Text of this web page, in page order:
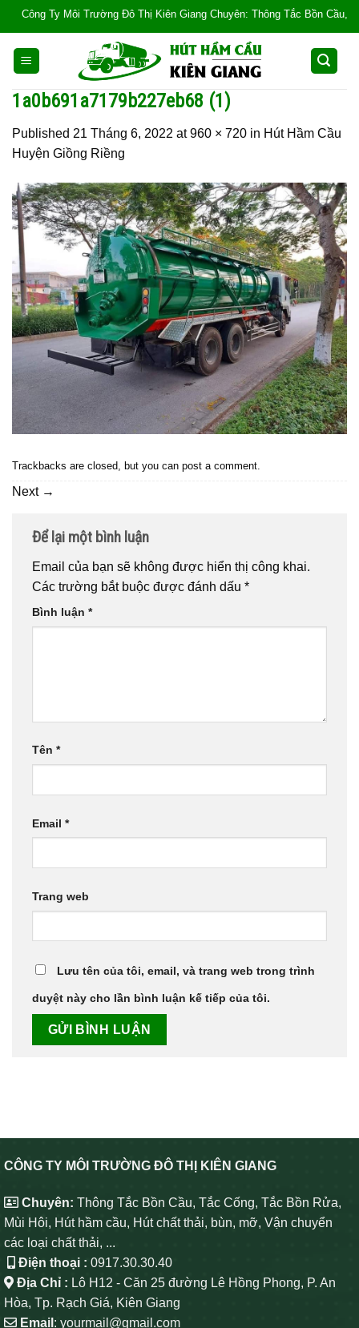
Skip
content
Công Ty Môi Trường Đô Thị Kiên Giang Chuyên: Thông Tắc Bồn Cầu,
1a0b691a7179b227eb68 (1)
Published 21 Tháng 6, 2022 at960 × 720 in Hút Hầm Cầu
Huyện Giồng Riềng
Trackbacks are closed, but you can post a comment
Next →
Để lại một bình luận
Email của bạn sẽ không được hiển thị công khai.
Các trường bắt buộc được đánh dấu *
Bình luận *
Tên *
Email *
Trang web
Lưu tên của tôi, email, và trang web trong trình
duyệt này cho lần bình luận kế tiếp của tôi.
CÔNG TY MÔI TRƯỜNG ĐÔ THỊ KIÊN GIANG
Chuyên: Thông Tắc Bồn Cầu, Tắc Cống, Tắc Bồn Rửa,
Mùi Hôi, Hút hầm cầu, Hút chất thải, bùn, mỡ, Vận chuyển
các loại chất thải, ...
Điện thoại : 0917.30.30.40
Địa Chỉ : Lô H12 - Căn 25 đường Lê Hồng Phong, P. An
Hòa, Tp. Rạch Giá, Kiên Giang
Email : yourmail@gmail.com